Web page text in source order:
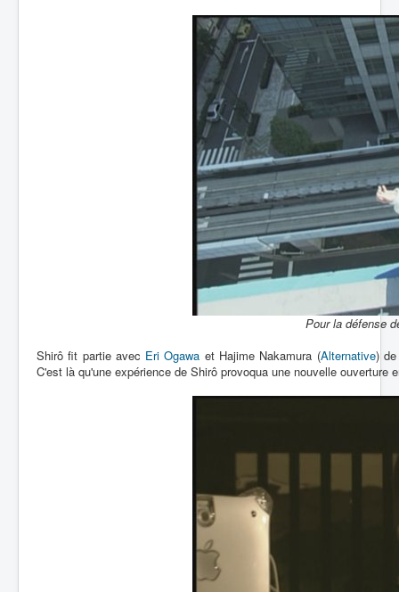
Pour la défense
Shirô fit partie avec Eri Ogawa et Hajime Nakamura (Alternative)
C'est là qu'une expérience de Shirô provoqua une nouvelle